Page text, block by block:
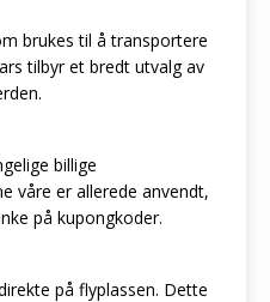
brukes til å transportere
tilbyr et bredt utvalg av
billige
våre er allerede anvendt,
på kupongkoder.
på flyplassen. Dette